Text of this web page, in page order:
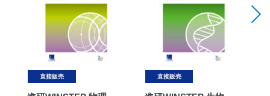
直接販売 直接販売